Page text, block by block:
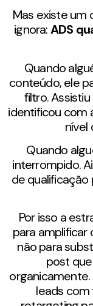
Mas existe um
ignora:ADS
Quando
conteúdo, ele
filtro.
identificou com
nível
Quando
interrompido.
de
Por isso a
para amplificar
não para
post
leads com